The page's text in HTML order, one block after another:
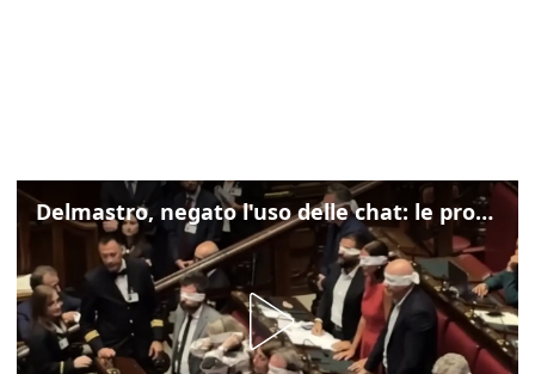
Delmastro, negato l'uso delle chat: le proteste di Avs e M5s